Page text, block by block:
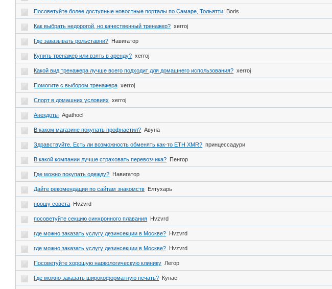
Посоветуйте более доступные новостные порталы по Самаре, Тольятти Boris
Как выбрать недорогой, но качественный тренажер? xerroj
Где заказывать рольставни? Навигатор
Купить тренажер или взять в аренду? xerroj
Какой вид тренажера лучше всего подходит для домашнего использования? xerroj
Помогите с выбором тренажера xerroj
Спорт в домашних условиях xerroj
Анекдоты Agathocl
В каком магазине покупать профнастил? Авуна
Здравствуйте. Есть ли возможность обменять как-то ETH XMR? принцессадури
В какой компании лучше страховать перевозчика? Пенгор
Где можно покупать одежду? Навигатор
Дайте рекомендации по сайтам знакомств Елтухарь
прошу совета Hvzvrd
посоветуйте секцию синхронного плавания Hvzvrd
где можно заказать услугу дезинсекции в Москве? Hvzvrd
где можно заказать услугу дезинсекции в Москве? Hvzvrd
Посоветуйте хорошую наркологическую клинику Легор
Где можно заказать широкоформатную печать? Кунае